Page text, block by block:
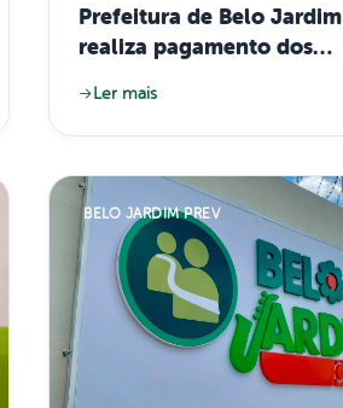
Prefeitura de Belo Jardim
realiza pagamento dos
quase R$ 6 milhões na
economia local
Ler mais
BELO JARDIM PREV